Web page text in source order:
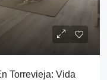
Torrevieja: Vida